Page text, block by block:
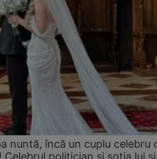
nuntă, încă un cuplu celebru
politician și soția lui